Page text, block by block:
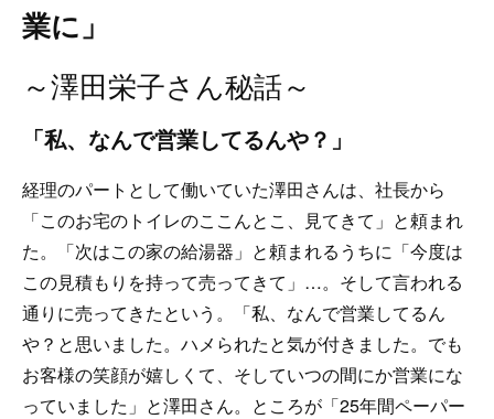
業に」
～澤田栄子さん秘話～
「私、なんで営業してるんや？」
経理のパートとして働いていた澤田さんは、社長から
「このお宅のトイレのここんとこ、見てきて」と頼まれ
た。「次はこの家の給湯器」と頼まれるうちに「今度は
この見積もりを持って売ってきて」…。そして言われる
通りに売ってきたという。「私、なんで営業してるん
や？と思いました。ハメられたと気が付きました。でも
お客様の笑顔が嬉しくて、そしていつの間にか営業にな
っていました」と澤田さん。ところが「25年間ペーパー